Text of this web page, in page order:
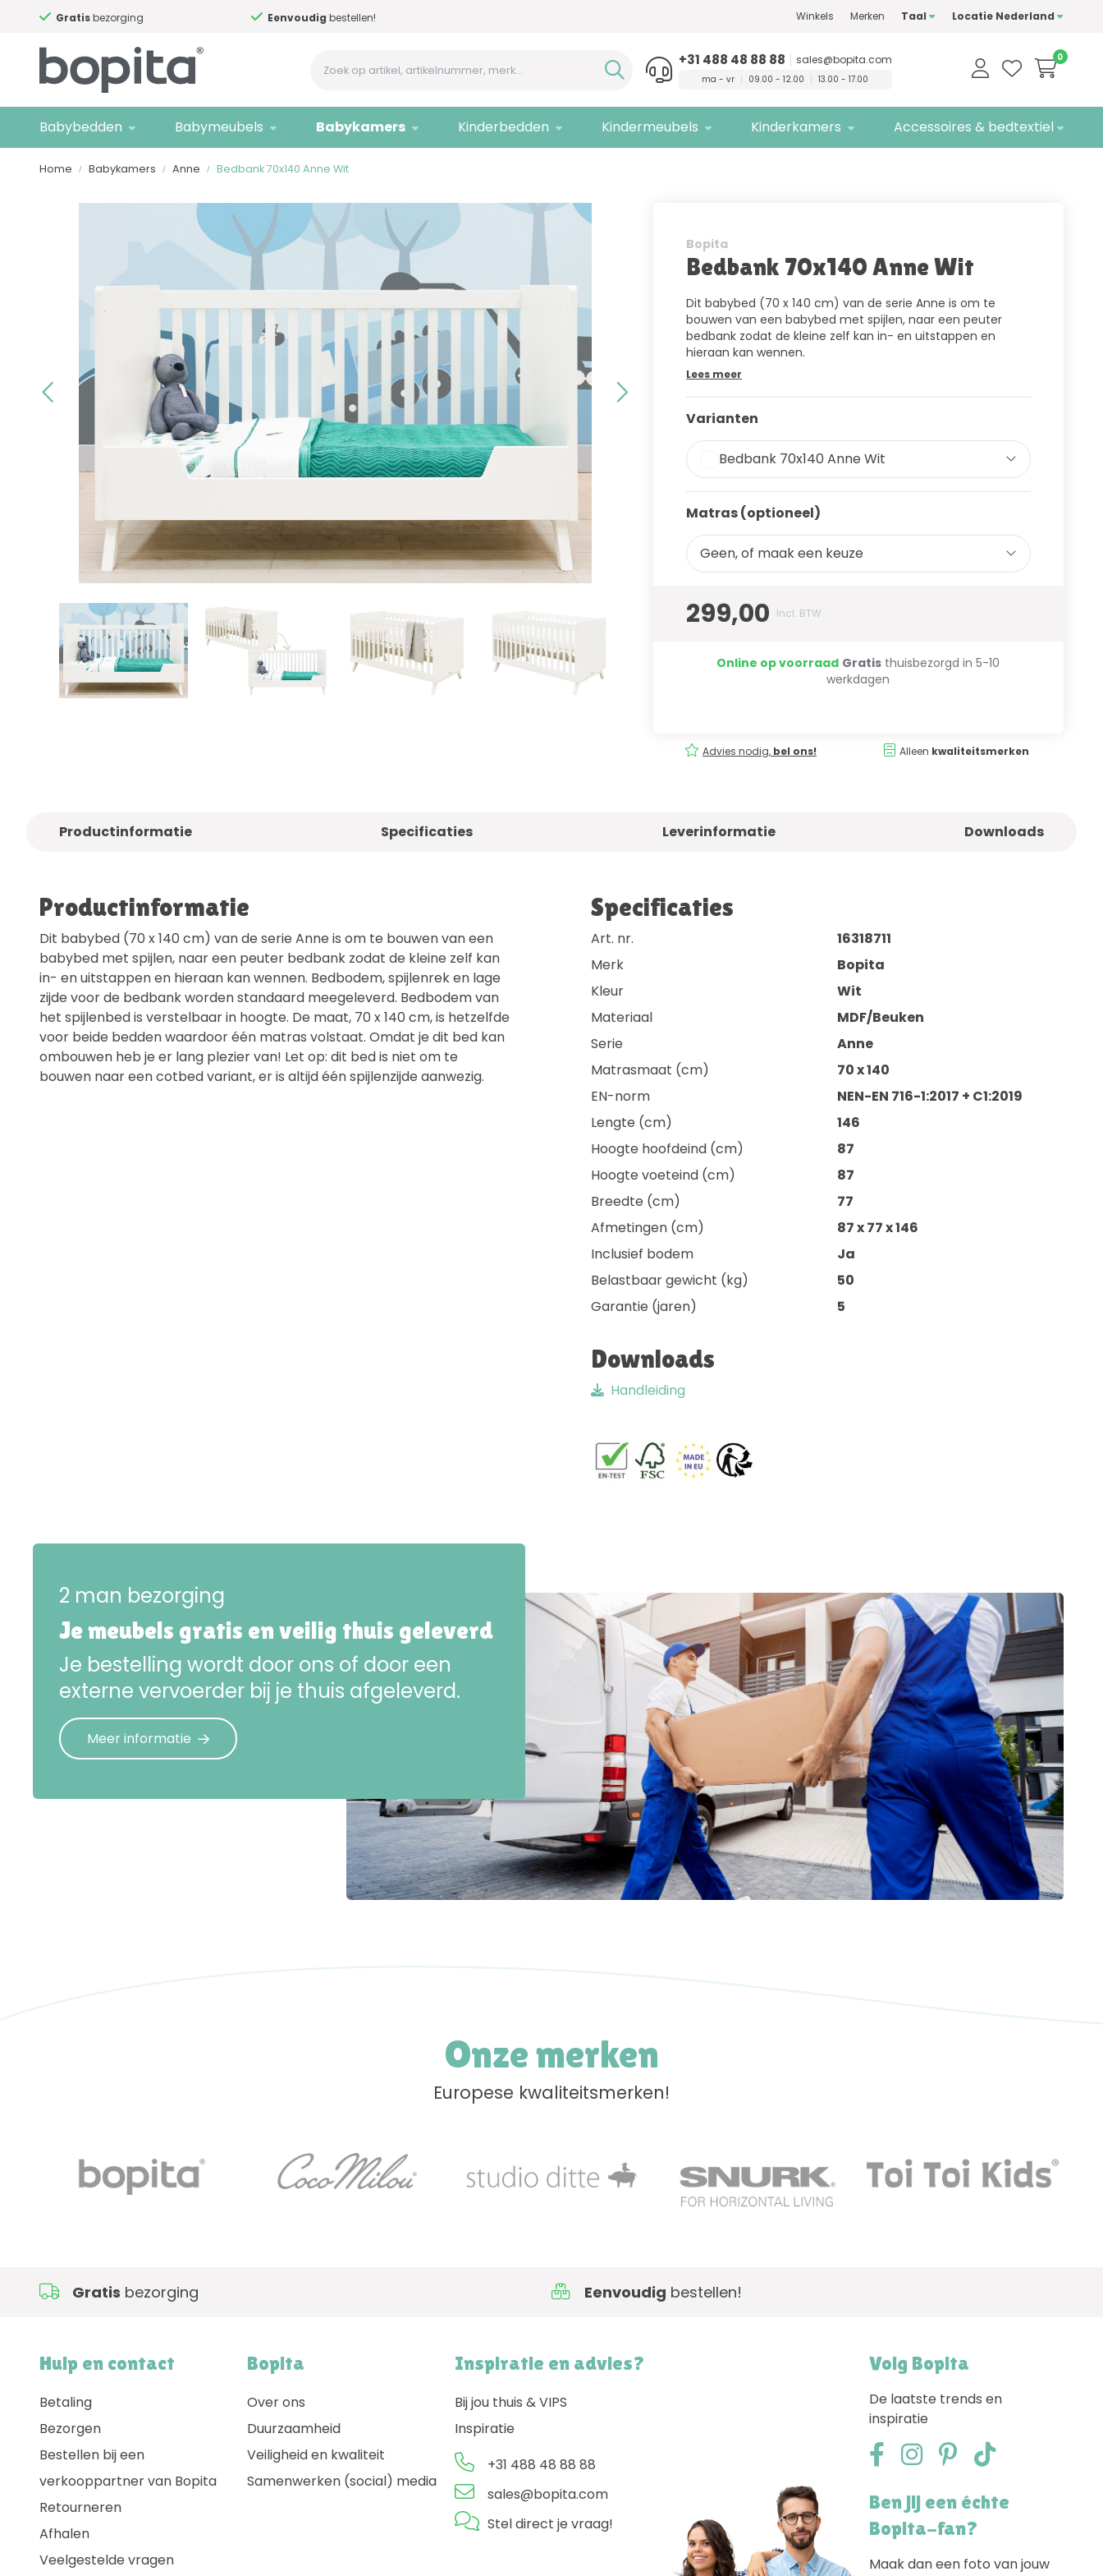
Gratisbezorging Eenvoudig bestellen! kwaliteitsmerken Gratis bezorging
Winkels Merken Taal Locatie Nederland
0
+31 488 48 88 88 sales@bopita.com
ma - vr 09.00 - 12.00 13.00 - 17.00
Babybedden Babymeubels Babykamers Kinderbedden Kindermeubels Kinderkamers Accessoires & bedtextiel
Home Babykamers Anne Bedbank 70x140 Anne Wit
Bopita
Bedbank 70x140 Anne Wit
Dit babybed (70 x 140 cm) van de serie Anne is om te
bouwen van een babybed met spijlen, naar een peuter
bedbank zodat de kleine zelf kan in- en uitstappen en
hieraan kan wennen.
Lees meer
Varianten
Bedbank 70x140 Anne Wit
Matras (optioneel)
Geen, of maak een keuze
299,00 Incl. BTW
Online op voorraad Gratis thuisbezorgd in 5-10
werkdagen
Advies nodig, bel ons! Alleen kwaliteitsmerken
Productinformatie Specificaties Leverinformatie Downloads
Productinformatie
Dit babybed (70 x 140 cm) van de serie Anne is om te bouwen van een
babybed met spijlen, naar een peuter bedbank zodat de kleine zelf kan
in- en uitstappen en hieraan kan wennen. Bedbodem, spijlenrek en lage
zijde voor de bedbank worden standaard meegeleverd. Bedbodem van
het spijlenbed is verstelbaar in hoogte. De maat, 70 x 140 cm, is hetzelfde
voor beide bedden waardoor één matras volstaat. Omdat je dit bed kan
ombouwen heb je er lang plezier van! Let op: dit bed is niet om te
bouwen naar een cotbed variant, er is altijd één spijlenzijde aanwezig.
Specificaties
Art. nr.
16318711
Merk
Bopita
Kleur
Wit
Materiaal
MDF/Beuken
Serie
Anne
Matrasmaat (cm)
70 x 140
EN-norm
NEN-EN 716-1:2017 + C1:2019
Lengte (cm)
146
Hoogte hoofdeind (cm)
87
Hoogte voeteind (cm)
87
Breedte (cm)
77
Afmetingen (cm)
87 x 77 x 146
Inclusief bodem
Ja
Belastbaar gewicht (kg)
50
Garantie (jaren)
5
Downloads
Handleiding
2 man bezorging
Je meubels gratis en veilig thuis geleverd
Je bestelling wordt door ons of door een
externe vervoerder bij je thuis afgeleverd.
Meer informatie
Onze merken
Europese kwaliteitsmerken!
Gratis bezorging Eenvoudig bestellen!
Hulp en contact
Betaling
Bezorgen
Bestellen bij een
verkooppartner van Bopita
Retourneren
Afhalen
Veelgestelde vragen
Bopita
Over ons
Duurzaamheid
Veiligheid en kwaliteit
Samenwerken (social) media
Inspiratie en advies?
Bij jou thuis & VIPS
Inspiratie
+31 488 48 88 88
sales@bopita.com
Stel direct je vraag!
Volg Bopita
De laatste trends en
inspiratie
Ben jij een échte
Bopita-fan?
Maak dan een foto van jouw